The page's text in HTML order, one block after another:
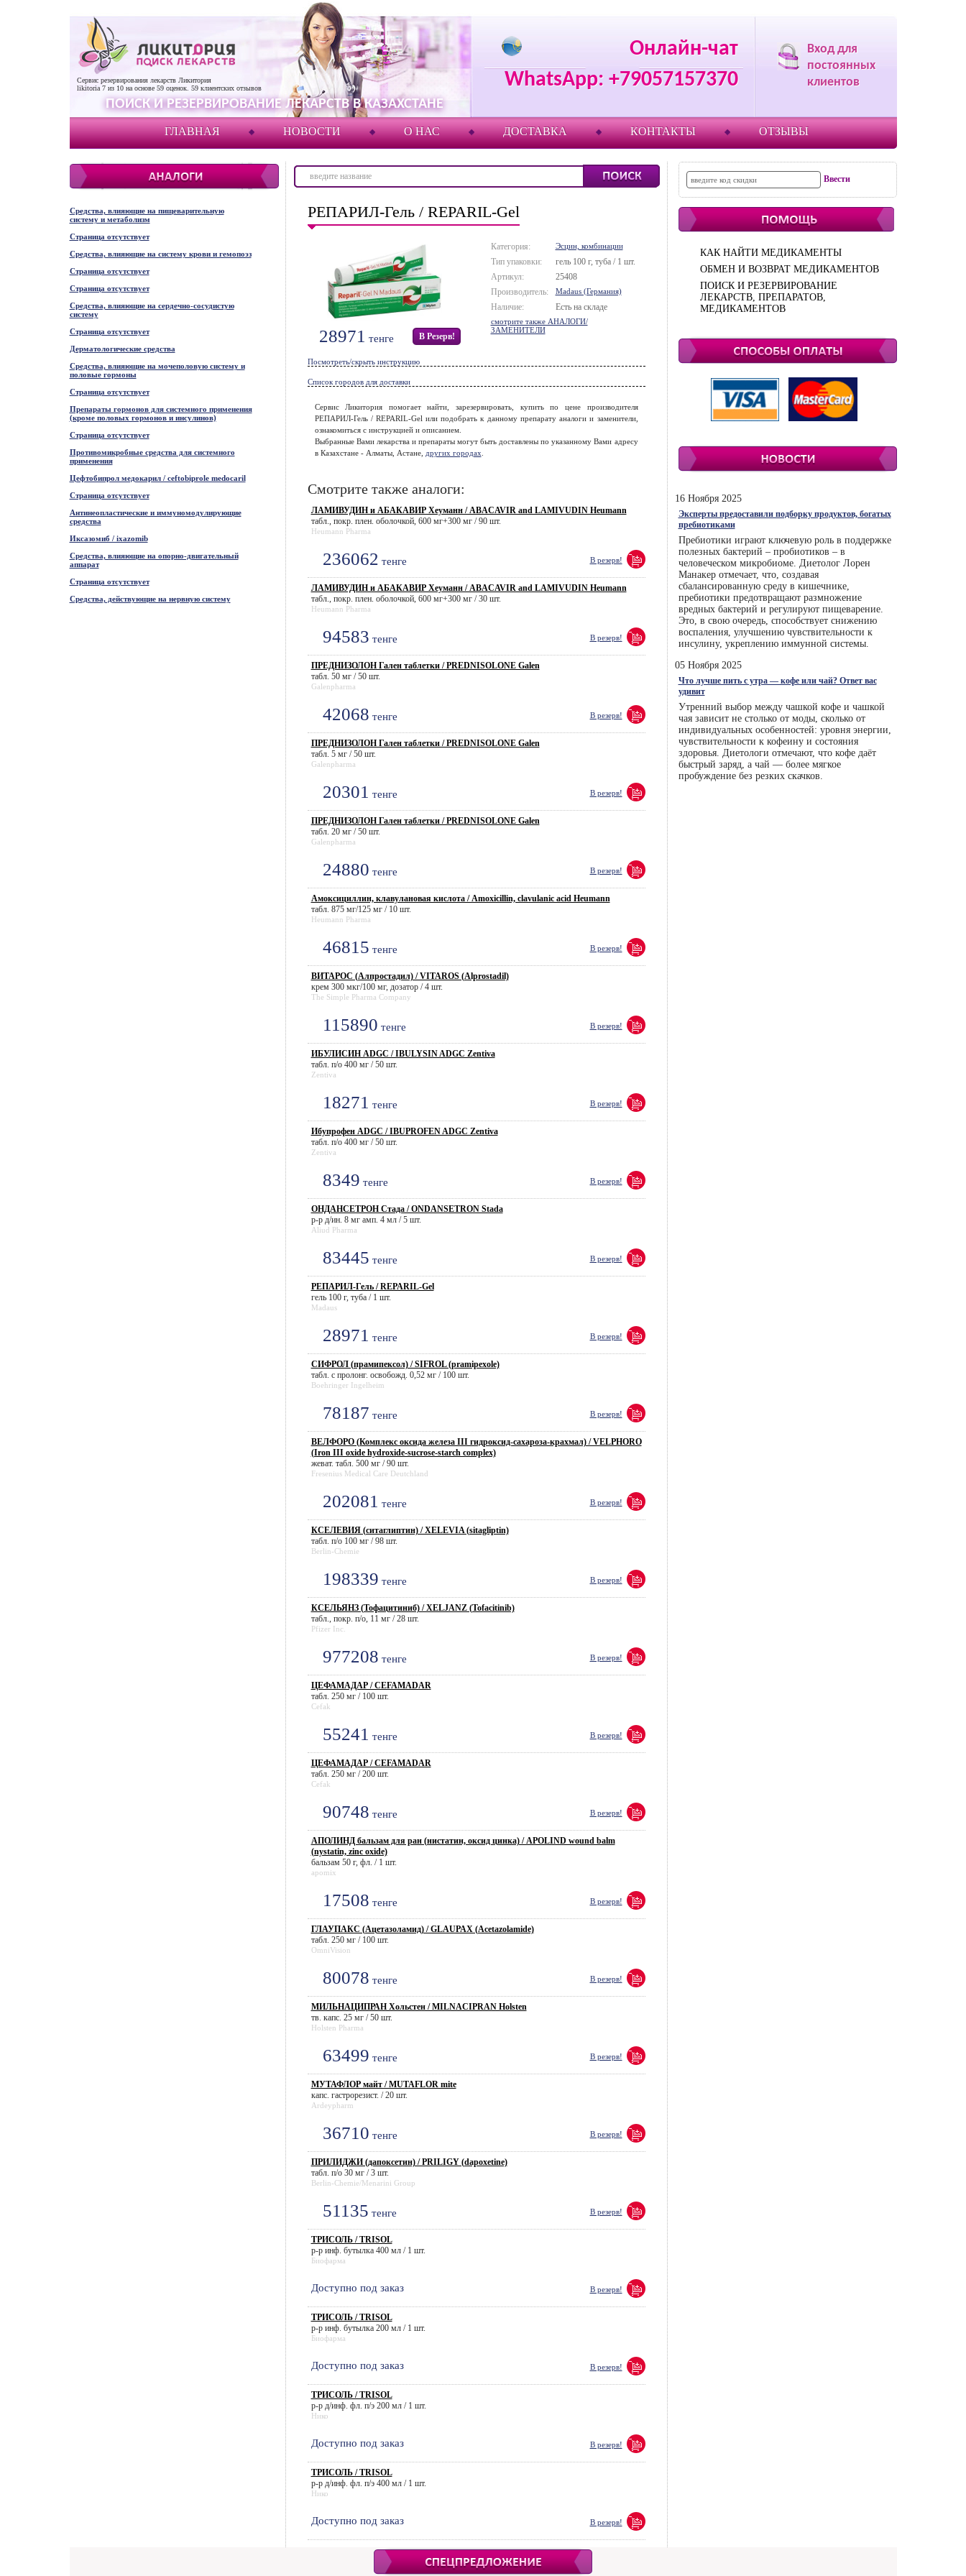
Сервис резервирования лекарств Ликитория
likitoria 7из 10 на основе 59оценок. 59клиентских отзывов
ПОИСК И РЕЗЕРВИРОВАНИЕ ЛЕКАРСТВ В КАЗАХСТАНЕ
Онлайн-чат
WhatsApp: +79057157370
Вход для
постоянных
клиентов
ГЛАВНАЯ НОВОСТИ О НАС ДОСТАВКА КОНТАКТЫ ОТЗЫВЫ
Средства, влияющие на пищеварительную
систему и метаболизм
Страница отсутствует
Средства, влияющие на систему крови и гемопоэз
Страница отсутствует
Страница отсутствует
Средства, влияющие на сердечно-сосудистую
систему
Страница отсутствует
Дерматологические средства
Средства, влияющие на мочеполовую систему и
половые гормоны
Страница отсутствует
Препараты гормонов для системного применения
(кроме половых гормонов и инсулинов)
Страница отсутствует
Противомикробные средства для системного
применения
Цефтобипрол медокарил / ceftobiprole medocaril
Страница отсутствует
Антинеопластические и иммуномодулирующие
средства
Иксазомиб / ixazomib
Средства, влияющие на опорно-двигательный
аппарат
Страница отсутствует
Средства, действующие на нервную систему
РЕПАРИЛ-Гель / REPARIL-Gel
28971 тенге В Резерв!
Категория: Эсцин, комбинации
Тип упаковки:
гель 100 г, туба / 1 шт.
Артикул:
25408
Производитель:
Madaus (Германия)
Наличие: Есть на складе
смотрите также АНАЛОГИ/
ЗАМЕНИТЕЛИ
Посмотреть/скрыть инструкцию
Список городов для доставки
Сервис Ликитория помогает найти, зарезервировать, купить по цене производителя
РЕПАРИЛ-Гель / REPARIL-Gel или подобрать к данному препарату аналоги и заменители,
ознакомиться с инструкцией и описанием.
Выбранные Вами лекарства и препараты могут быть доставлены по указанному Вами адресу
в Казахстане - Алматы, Астане, других городах
Смотрите также аналоги:
ЛАМИВУДИН и АБАКАВИР Хеуманн / ABACAVIR and LAMIVUDIN Heumann
табл., покр. плен. оболочкой, 600 мг+300 мг / 90 шт.
Heumann Pharma
236062 тенге В резерв!
ЛАМИВУДИН и АБАКАВИР Хеуманн / ABACAVIR and LAMIVUDIN Heumann
табл., покр. плен. оболочкой, 600 мг+300 мг / 30 шт.
Heumann Pharma
94583 тенге В резерв!
ПРЕДНИЗОЛОН Гален таблетки / PREDNISOLONE Galen
табл. 50 мг / 50 шт.
Galenpharma
42068 тенге В резерв!
ПРЕДНИЗОЛОН Гален таблетки / PREDNISOLONE Galen
табл. 5 мг / 50 шт.
Galenpharma
20301 тенге В резерв!
ПРЕДНИЗОЛОН Гален таблетки / PREDNISOLONE Galen
табл. 20 мг / 50 шт.
Galenpharma
24880 тенге В резерв!
Амоксициллин, клавулановая кислота / Amoxicillin, clavulanic acid Heumann
табл. 875 мг/125 мг / 10 шт.
Heumann Pharma
46815 тенге В резерв!
ВИТАРОС (Алпростадил) / VITAROS (Alprostadil)
крем 300 мкг/100 мг, дозатор / 4 шт.
The Simple Pharma Company
115890 тенге В резерв!
ИБУЛИСИН ADGC / IBULYSIN ADGC Zentiva
табл. п/о 400 мг / 50 шт.
Zentiva
18271 тенге В резерв!
Ибупрофен ADGC / IBUPROFEN ADGC Zentiva
табл. п/о 400 мг / 50 шт.
Zentiva
8349 тенге В резерв!
ОНДАНСЕТРОН Стада / ONDANSETRON Stada
р-р д/ин. 8 мг амп. 4 мл / 5 шт.
Aliud Pharma
83445 тенге В резерв!
РЕПАРИЛ-Гель / REPARIL-Gel
гель 100 г, туба / 1 шт.
Madaus
28971 тенге В резерв!
СИФРОЛ (прамипексол) / SIFROL (pramipexole)
табл. с пролонг. освобожд. 0,52 мг / 100 шт.
Boehringer Ingelheim
78187 тенге В резерв!
ВЕЛФОРО (Комплекс оксида железа III гидроксид-сахароза-крахмал) / VELPHORO
(Iron III oxide hydroxide-sucrose-starch complex)
жеват. табл. 500 мг / 90 шт.
Fresenius Medical Care Deutchland
202081 тенге В резерв!
КСЕЛЕВИЯ (ситаглиптин) / XELEVIA (sitagliptin)
табл. п/о 100 мг / 98 шт.
Berlin-Chemie
198339 тенге В резерв!
КСЕЛЬЯНЗ (Тофацитиниб) / XELJANZ (Tofacitinib)
табл., покр. п/о, 11 мг / 28 шт.
Pfizer Inc.
977208 тенге В резерв!
ЦЕФАМАДАР / CEFAMADAR
табл. 250 мг / 100 шт.
Cefak
55241 тенге В резерв!
ЦЕФАМАДАР / CEFAMADAR
табл. 250 мг / 200 шт.
Cefak
90748 тенге В резерв!
АПОЛИНД бальзам для ран (нистатин, оксид цинка) / APOLIND wound balm
(nystatin, zinc oxide)
бальзам 50 г, фл. / 1 шт.
apomix
17508 тенге В резерв!
ГЛАУПАКС (Ацетазоламид) / GLAUPAX (Acetazolamide)
табл. 250 мг / 100 шт.
OmniVision
80078 тенге В резерв!
МИЛЬНАЦИПРАН Хольстен / MILNACIPRAN Holsten
тв. капс. 25 мг / 50 шт.
Holsten Pharma
63499 тенге В резерв!
МУТАФЛОР майт / MUTAFLOR mite
капс. гастрорезист. / 20 шт.
Ardeypharm
36710 тенге В резерв!
ПРИЛИДЖИ (дапоксетин) / PRILIGY (dapoxetine)
табл. п/о 30 мг / 3 шт.
Berlin-Chemie/Menarini Group
51135 тенге В резерв!
ТРИСОЛЬ / TRISOL
р-р инф. бутылка 400 мл / 1 шт.
Биофарма
Доступно под заказ В резерв!
ТРИСОЛЬ / TRISOL
р-р инф. бутылка 200 мл / 1 шт.
Биофарма
Доступно под заказ В резерв!
ТРИСОЛЬ / TRISOL
р-р д/инф. фл. п/э 200 мл / 1 шт.
Нико
Доступно под заказ В резерв!
ТРИСОЛЬ / TRISOL
р-р д/инф. фл. п/э 400 мл / 1 шт.
Нико
Доступно под заказ В резерв!
КАК НАЙТИ МЕДИКАМЕНТЫ
ОБМЕН И ВОЗВРАТ МЕДИКАМЕНТОВ
ПОИСК И РЕЗЕРВИРОВАНИЕ
ЛЕКАРСТВ, ПРЕПАРАТОВ,
МЕДИКАМЕНТОВ
16 Ноября 2025
Эксперты предоставили подборку продуктов, богатых
пребиотиками
Пребиотики играют ключевую роль в поддержке
полезных бактерий – пробиотиков – в
человеческом микробиоме. Диетолог Лорен
Манакер отмечает, что, создавая
сбалансированную среду в кишечнике,
пребиотики предотвращают размножение
вредных бактерий и регулируют пищеварение.
Это, в свою очередь, способствует снижению
воспаления, улучшению чувствительности к
инсулину, укреплению иммунной системы.
05 Ноября 2025
Что лучше пить с утра — кофе или чай? Ответ вас
удивит
Утренний выбор между чашкой кофе и чашкой
чая зависит не столько от моды, сколько от
индивидуальных особенностей: уровня энергии,
чувствительности к кофеину и состояния
здоровья. Диетологи отмечают, что кофе даёт
быстрый заряд, а чай — более мягкое
пробуждение без резких скачков.